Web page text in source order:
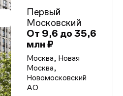
Первый
Московский
От 9,6 до 35,6
млн ₽
Москва, Новая
Москва,
Новомосковский
АО